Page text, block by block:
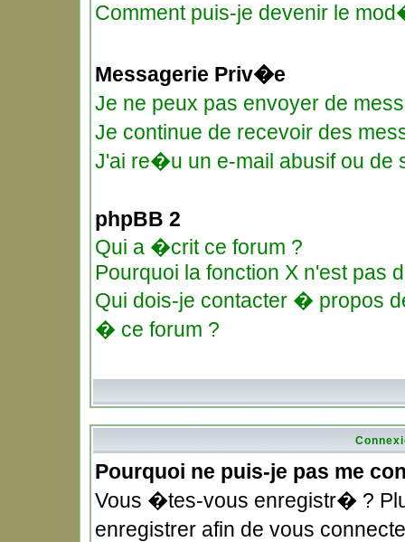
Comment puis-je devenir le
Messagerie Priv�e
Je ne peux pas envoyer de
Je continue de recevoir des
J'ai re�u un e-mail abusif ou de
phpBB 2
Qui a �crit ce forum ?
Pourquoi la fonction X n'est pas
Qui dois-je contacter � propos
� ce forum ?
Pourquoi ne puis-je pas me
Vous �tes-vous enregistr� ?
enregistrer afin de vous